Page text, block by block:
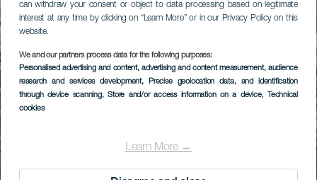
can withdraw your consent or object to data processing based on legitimate
interest at any time by clicking on “Learn More” or in our Privacy Policy on this
website.
We and our partners process data for the following purposes:
Personalised advertising and content, advertising and content measurement, audience
research and services development, Precise geolocation data, and identification
through device scanning, Store and/or access information on a device, Technical
cookies
Learn More →